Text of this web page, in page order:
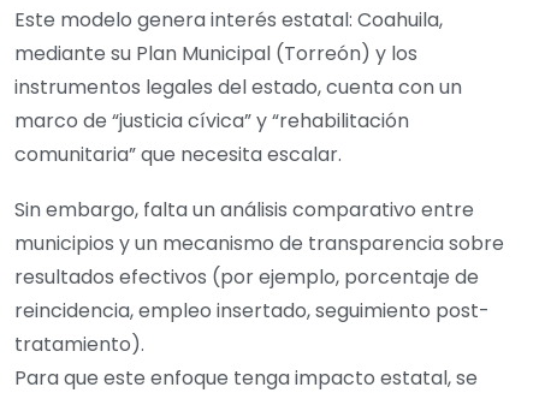
Este modelo genera interés estatal: Coahuila,
mediante su Plan Municipal (Torreón) y los
instrumentos legales del estado, cuenta con un
marco de “justicia cívica” y “rehabilitación
comunitaria” que necesita escalar.
Sin embargo, falta un análisis comparativo entre
municipios y un mecanismo de transparencia sobre
resultados efectivos (por ejemplo, porcentaje de
reincidencia, empleo insertado, seguimiento post-
tratamiento).
Para que este enfoque tenga impacto estatal, se